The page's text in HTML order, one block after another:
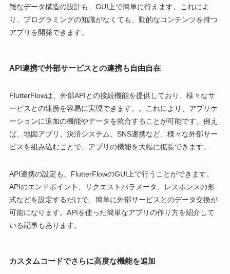
雑なデータ構造の設計も、GUI上で簡単に行えます。これによ
り、プログラミングの知識がなくても、動的なコンテンツを持つ
アプリを開発できます。
API連携で外部サービスとの連携も自由自在
FlutterFlowは、外部APIとの接続機能を提供しており、様々なサ
ービスとの連携を容易に実現できます。。これにより、アプリケ
ーションに追加の機能やデータを統合することが可能です。例え
ば、地図アプリ、決済システム、SNS連携など、様々な外部サー
ビスを組み込むことで、アプリの機能を大幅に拡張できます。
API連携の設定も、FlutterFlowのGUI上で行うことができます。
APIのエンドポイント、リクエストパラメータ、レスポンスの形
式などを設定するだけで、簡単に外部サービスとのデータ交換が
可能になります。APIを使った簡単なアプリの作り方を紹介して
いる記事もあります。
カスタムコードでさらに高度な機能を追加